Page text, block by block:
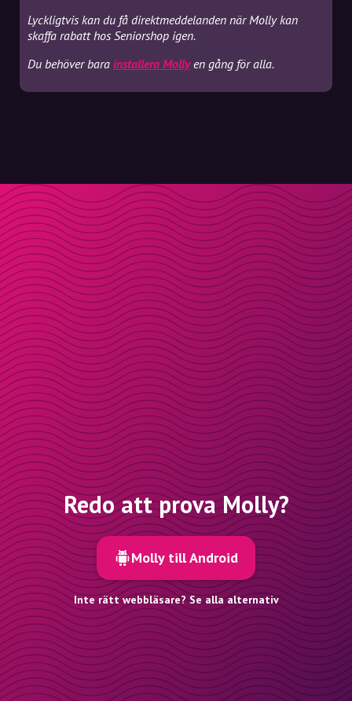
Lyckligtvis kan du få direktmeddelanden när Molly kan
skaffa rabatt hos Seniorshop igen.
Du behöver bara installera Mollyen gång för alla.
Redo att prova Molly?
Molly till Android
Inte rätt webbläsare? Se alla alternativ